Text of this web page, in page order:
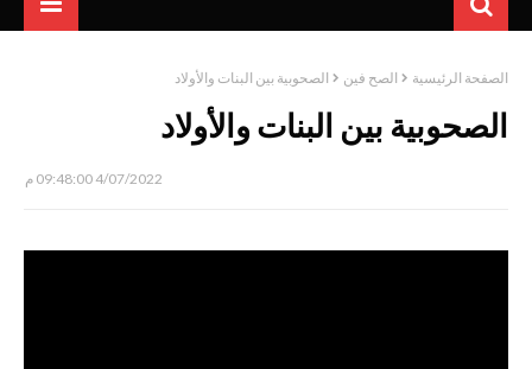
الصفحة الرئيسية الصح فين الصحوبية بين البنات والأولاد
الصحوبية بين البنات والأولاد
4/07/2022 09:48:00 م